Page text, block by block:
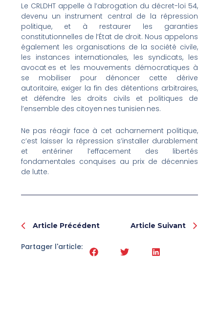
Le CRLDHT appelle à l’abrogation du décret-loi 54,
devenu un instrument central de la répression
politique, et à restaurer les garanties
constitutionnelles de l’État de droit. Nous appelons
également les organisations de la société civile,
les instances internationales, les syndicats, les
avocat·es et les mouvements démocratiques à
se mobiliser pour dénoncer cette dérive
autoritaire, exiger la fin des détentions arbitraires,
et défendre les droits civils et politiques de
l’ensemble des citoyen·nes tunisien·nes.
Ne pas réagir face à cet acharnement politique,
c’est laisser la répression s’installer durablement
et entériner l’effacement des libertés
fondamentales conquises au prix de décennies
de lutte.
Prev
Article Précédent Article Suivant
Partager l'article: